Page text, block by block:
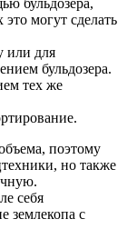
бульдозера,
могут сделать
или для
бульдозера.
тех же
поэтому
но также
себя
землекопа с